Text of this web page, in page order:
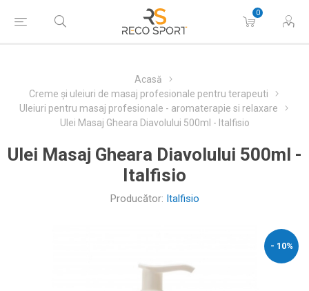
0
Acasă
Creme și uleiuri de masaj profesionale pentru terapeuti
Uleiuri pentru masaj profesionale - aromaterapie si relaxare
Ulei Masaj Gheara Diavolului 500ml - Italfisio
Ulei Masaj Gheara Diavolului 500ml -
Italfisio
Producător: Italfisio
- 10%